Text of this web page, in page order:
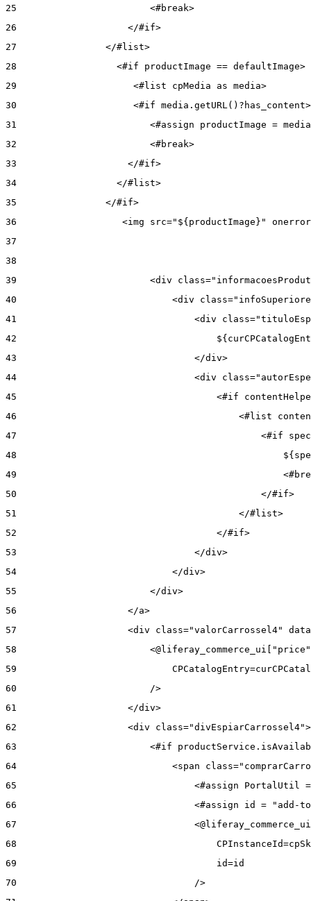
25
                        <#break>
26
                    </#if>
27
                </#list>
28
                  <#if productImage == defaultImage>
29
                     <#list cpMedia as media>
30
<#if
31
<#assign productImage =
32
                        <#break>
33
                    </#if>
34
                  </#list>
35
                </#if>
36
<img src="${productImage}"
37
38
39
<div
40
<div
41
<div
42
43
                                </div>
44
<div
45
<#if
46
<#list
47
<#if
48
49
50
                                            </#if>
51
                                        </#list>
52
                                    </#if>
53
                                </div>
54
                            </div>
55
                        </div>
56
                    </a>
57
<div class="valorCarrossel4"
58
59
60
                        />
61
                    </div>
62
<div
63
<#if
64
<span
65
<#assign PortalUtil
66
<#assign id = "add-
67
68
69
                                    id=id
70
                                />